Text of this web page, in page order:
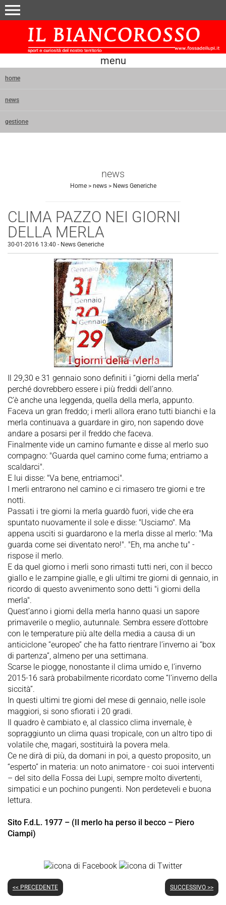
menu
menu
home
news
gestione
news
Home> news> News Generiche
CLIMA PAZZO NEI GIORNI
DELLA MERLA
30-01-2016 13:40 - News Generiche
Il 29,30 e 31 gennaio sono definiti i “giorni della merla”
perché dovrebbero essere i più freddi dell’anno.
C’è anche una leggenda, quella della merla, appunto.
Faceva un gran freddo; i merli allora erano tutti bianchi e la
merla continuava a guardare in giro, non sapendo dove
andare a posarsi per il freddo che faceva.
Finalmente vide un camino fumante e disse al merlo suo
compagno: "Guarda quel camino come fuma; entriamo a
scaldarci".
E lui disse: "Va bene, entriamoci".
I merli entrarono nel camino e ci rimasero tre giorni e tre
notti.
Passati i tre giorni la merla guardò fuori, vide che era
spuntato nuovamente il sole e disse: "Usciamo". Ma
appena usciti si guardarono e la merla disse al merlo: "Ma
guarda come sei diventato nero!". "Eh, ma anche tu" -
rispose il merlo.
E da quel giorno i merli sono rimasti tutti neri, con il becco
giallo e le zampine gialle, e gli ultimi tre giorni di gennaio, in
ricordo di questo avvenimento sono detti "i giorni della
merla".
Quest’anno i giorni della merla hanno quasi un sapore
primaverile o meglio, autunnale. Sembra essere d’ottobre
con le temperature più alte della media a causa di un
anticiclone “europeo” che ha fatto rientrare l’inverno ai “box
di partenza”, almeno per una settimana.
Scarse le piogge, nonostante il clima umido e, l’inverno
2015-16 sarà probabilmente ricordato come “l’inverno della
siccità”.
In questi ultimi tre giorni del mese di gennaio, nelle isole
maggiori, si sono sfiorati i 20 gradi.
Il quadro è cambiato e, al classico clima invernale, è
sopraggiunto un clima quasi tropicale, con un altro tipo di
volatile che, magari, sostituirà la povera mela.
Ce ne dirà di più, da domani in poi, a questo proposito, un
“esperto” in materia: un noto animatore - coi suoi interventi
– del sito della Fossa dei Lupi, sempre molto divertenti,
simpatici e un pochino pungenti. Non perdeteveli e buona
lettura.
Sito F.d.L. 1977 – (Il merlo ha perso il becco – Piero
Ciampi)
<< PRECEDENTE SUCCESSIVO >>